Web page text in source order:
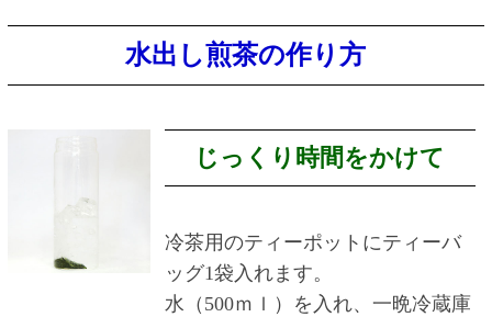
水出し煎茶の作り方
じっくり時間をかけて
冷茶用のティーポットにティーバ
ッグ1袋入れます。
水（500ｍｌ）を入れ、一晩冷蔵庫